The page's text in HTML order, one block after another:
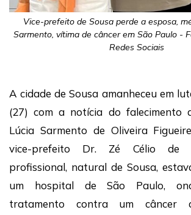
Vice-prefeito de Sousa perde a esposa,
Sarmento, vítima de câncer em São Paulo -
Redes Sociais
A cidade de Sousa amanheceu em
(27) com a notícia do falecimento
Lúcia Sarmento de Oliveira
vice-prefeito Dr. Zé Célio de
profissional, natural de Sousa,
um hospital de São Paulo,
tratamento contra um câncer